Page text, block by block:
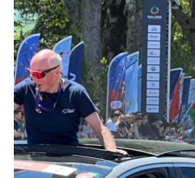
Siyasi
Geosiyasi
İqtisadi
Sosioloji
Araşdırma
Multimedia
Foto
Video
İnfoqrafika
Podcast
Humanitar